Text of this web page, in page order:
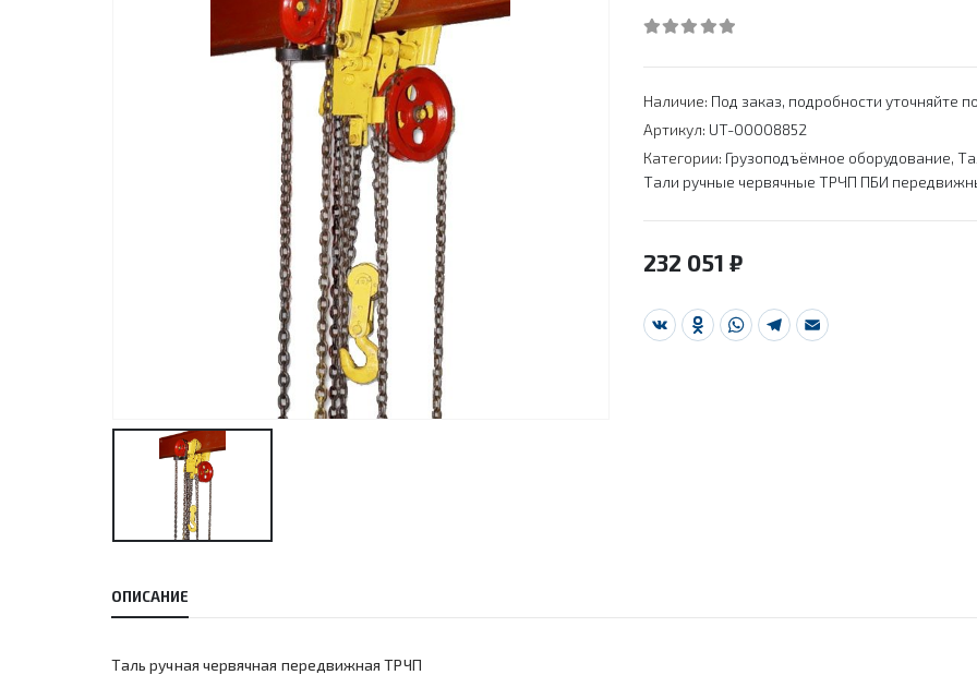
Наличие: Под заказ, подробности уточняйте
Артикул: UT-00008852
Категории: Грузоподъёмное оборудование,
Тали ручные червячные ТРЧП ПБИ
232 051 ₽
VK Odnoklassniki
WhatsApp
Telegram
Email
ОПИСАНИЕ
Таль ручная червячная передвижная ТРЧП